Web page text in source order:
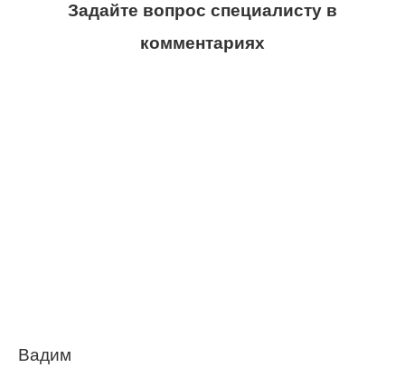
Задайте вопрос специалисту в
комментариях
Вадим